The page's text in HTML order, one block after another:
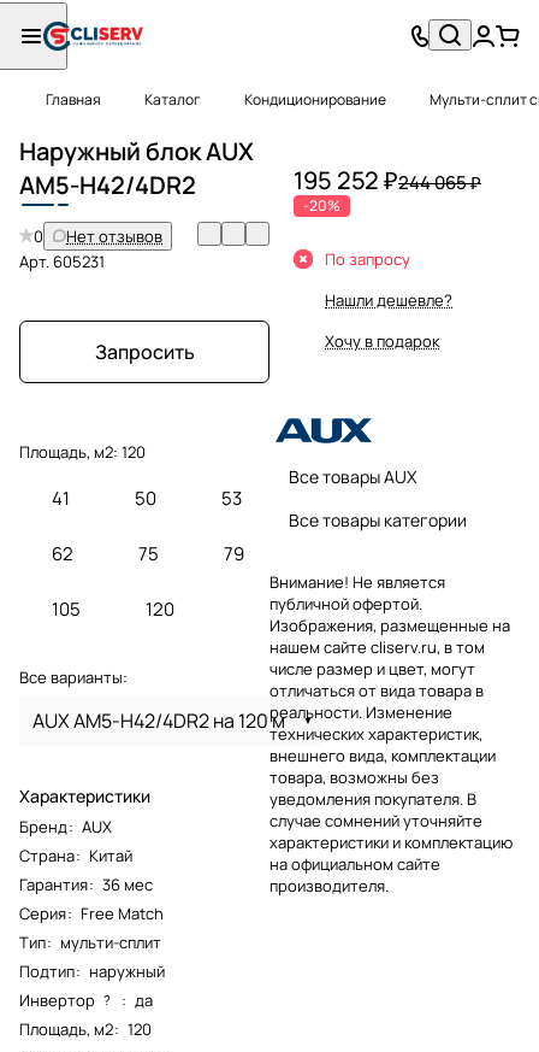
Главная Каталог Кондиционирование Мульти-сплит
Наружный блок AUX
AM5-H42/4DR2
0
Нет отзывов
Арт.605231
Запросить
Площадь, м2: 120
41 50 53
62 75 79
105 120
Все варианты:
AUX AM5-H42/4DR2 на 120 м
Характеристики
Бренд: AUX
Страна: Китай
Гарантия: 36 мес
Серия: Free Match
Тип: мульти-сплит
Подтип: наружный
Инвертор ? : да
Площадь, м2: 120
195 252 ₽244 065 ₽
-20%
По запросу
Нашли дешевле?
Хочу в подарок
Все товары AUX
Все товары категории
Внимание! Не является
публичной офертой.
Изображения, размещенные на
нашем сайте cliserv.ru, в том
числе размер и цвет, могут
отличаться от вида товара в
реальности. Изменение
технических характеристик,
внешнего вида, комплектации
товара, возможны без
уведомления покупателя. В
случае сомнений уточняйте
характеристики и комплектацию
на официальном сайте
производителя.